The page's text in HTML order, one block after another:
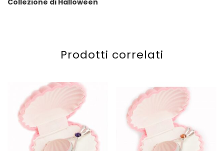
Collezione di Halloween
Prodotti correlati